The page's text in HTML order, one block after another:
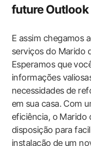
future Outlook
E‍ assim chegamos
serviços do Marido
Esperamos que
informações
necessidades de
em ⁣sua casa. Com
eficiência, o Marido
disposição para
instalação⁢ de um